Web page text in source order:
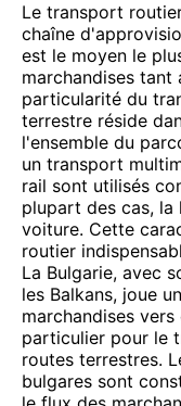
Le transport
chaîne
est le moyen le
marchandises tant
particularité du
terrestre réside
l'ensemble du
un transport
rail sont utilisés
plupart des cas,
voiture. Cette
routier
La Bulgarie, avec
les Balkans, joue
marchandises
particulier pour le
routes terrestres.
bulgares sont